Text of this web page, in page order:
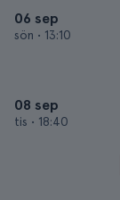
06 sep
sön • 13:10
08 sep
tis • 18:40